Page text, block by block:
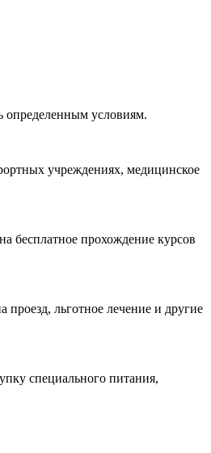
определенным условиям.
учреждениях, медицинское
бесплатное прохождение курсов
льготное лечение и другие
специального питания,